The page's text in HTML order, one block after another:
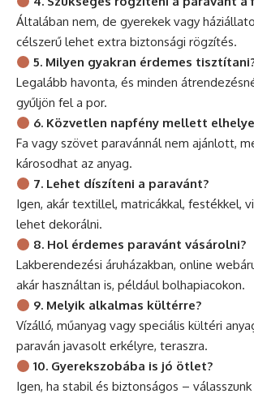
Általában nem, de gyerekek vagy
célszerű lehet extra biztonsági rögzítés.
5. Milyen gyakran érdemes
Legalább havonta, és minden
gyűljön fel a por.
6. Közvetlen napfény mellett
Fa vagy szövet paravánnál nem ajánlott,
károsodhat az anyag.
7. Lehet díszíteni a paravánt?
Igen, akár textillel, matricákkal, festékkel,
lehet dekorálni.
8. Hol érdemes paravánt vásárolni?
Lakberendezési áruházakban, online
akár használtan is, például bolhapiacokon.
9. Melyik alkalmas kültérre?
Vízálló, műanyag vagy speciális kültéri
paraván javasolt erkélyre, teraszra.
10. Gyerekszobába is jó ötlet?
Igen, ha stabil és biztonságos – válasszunk